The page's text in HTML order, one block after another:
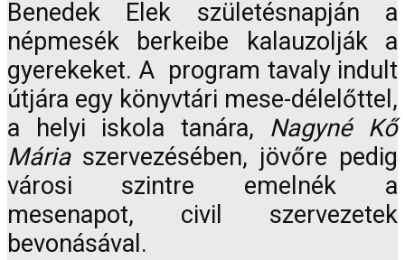
Benedek Elek születésnapján a
népmesék berkeibe kalauzolják a
gyerekeket. A program tavaly indult
útjára egy könyvtári mese-délelőttel,
a helyi iskola tanára, Nagyné Kő
Mária szervezésében, jövőre pedig
városi szintre emelnék a
mesenapot, civil szervezetek
bevonásával.